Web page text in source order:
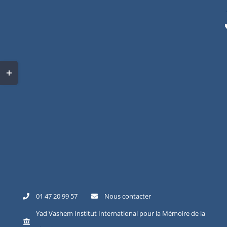
01 47 20 99 57
Nous contacter
Yad Vashem Institut International pour la Mémoire de la
Toggle
Sliding